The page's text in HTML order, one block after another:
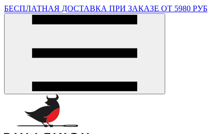
БЕСПЛАТНАЯ ДОСТАВКА ПРИ ЗАКАЗЕ ОТ 5980 РУБ